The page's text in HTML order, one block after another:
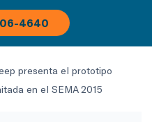
4640
presenta el prototipo
en el SEMA 2015